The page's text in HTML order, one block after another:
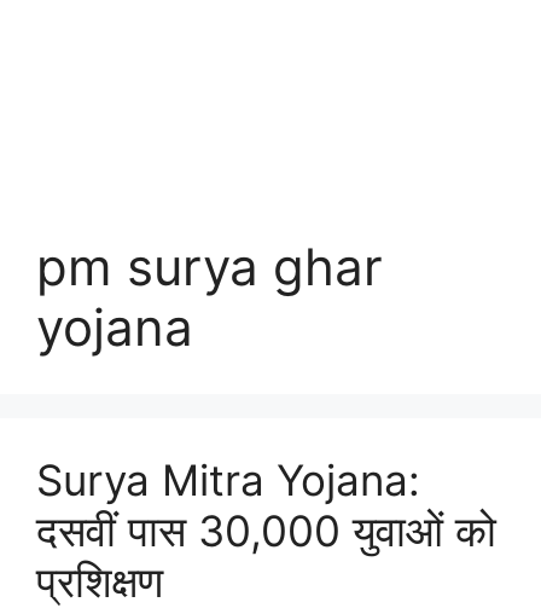
pm surya ghar
yojana
Surya Mitra Yojana:
दसवीं पास 30,000 युवाओं को
प्रशिक्षण